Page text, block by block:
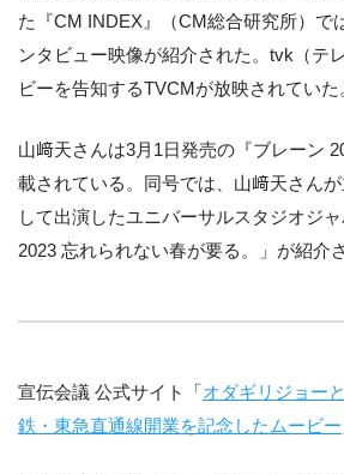
た『CM INDEX』（CM総合研究所）で
ンタビュー映像が紹介された。tvk（テ
ビーを告知するTVCMが放映されていた
山﨑天さんは3月1日発売の『ブレーン
載されている。同号では、山﨑天さん
して出演したユニバーサルスタジオジ
2023 忘れられない春が要る。」が紹介
宣伝会議 公式サイト「 オダギリジョー
鉄・東急直通線開業を記念したムービー